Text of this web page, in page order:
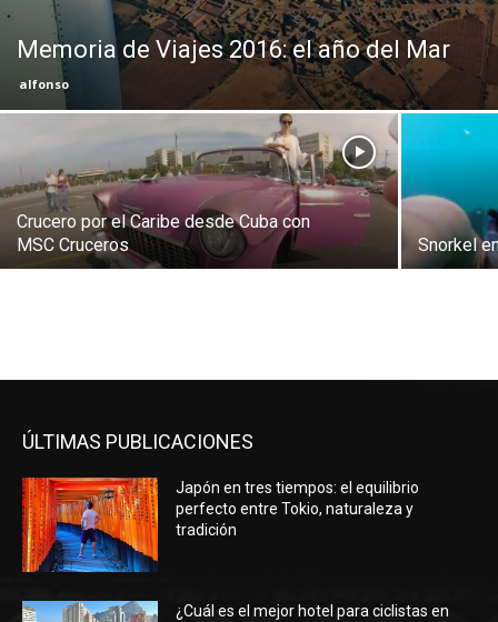
Memoria de Viajes 2016: el año del Mar
alfonso
Crucero por el Caribe desde Cuba con
MSC Cruceros
Snorkel
ÚLTIMAS PUBLICACIONES
Japón en tres tiempos: el equilibrio
perfecto entre Tokio, naturaleza y
tradición
¿Cuál es el mejor hotel para ciclistas en